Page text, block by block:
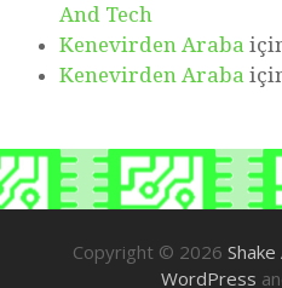
And Tech
Kenevirden Araba
Kenevirden Araba
Copyright © 2026
WordPress